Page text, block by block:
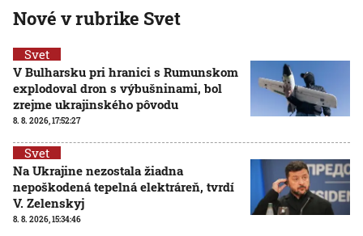
Nové v rubrike Svet
Svet
V Bulharsku pri hranici s Rumunskom
explodoval dron s výbušninami, bol
zrejme ukrajinského pôvodu
8. 8. 2026, 17:52:27
Svet
Na Ukrajine nezostala žiadna
nepoškodená tepelná elektráreň, tvrdí
V. Zelenskyj
8. 8. 2026, 15:34:46